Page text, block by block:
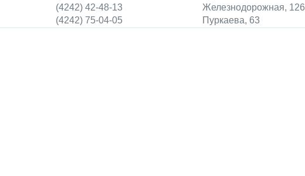
(4242) 42-48-13
Железнодорожная, 126
(4242) 75-04-05
Пуркаева, 63